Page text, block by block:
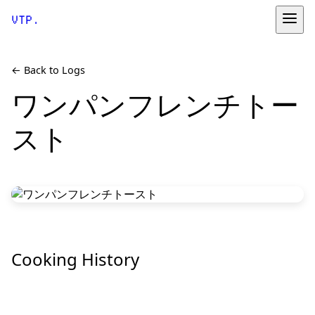
VTP.
← Back to Logs
ワンパンフレンチトー
スト
Cooking History